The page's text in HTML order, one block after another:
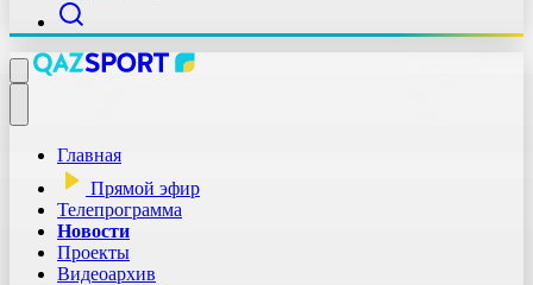
Главная
Прямой эфир
Телепрограмма
Новости
Проекты
Видеоархив